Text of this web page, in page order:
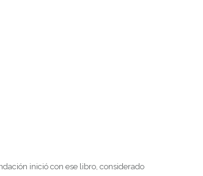
inició con ese libro, considerado